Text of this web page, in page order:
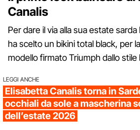
Canalis
Per dare il via alla sua estate sarda
ha scelto un bikini total black, per
modello firmato Triumph dallo stile
LEGGI ANCHE
Elisabetta Canalis torna in
occhiali da sole a mascherina
dell’estate 2026